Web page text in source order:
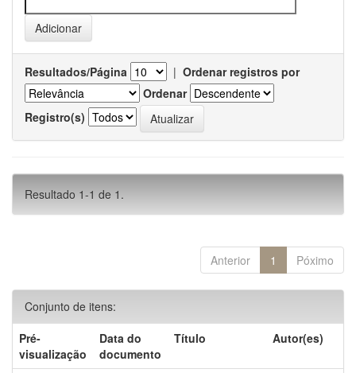
Resultados/Página | Ordenar registros por
Ordenar
Registro(s)
Resultado 1-1 de 1.
Anterior 1 Póximo
Conjunto de itens:
Pré-
visualização
Data do
documento
Título Autor(es)